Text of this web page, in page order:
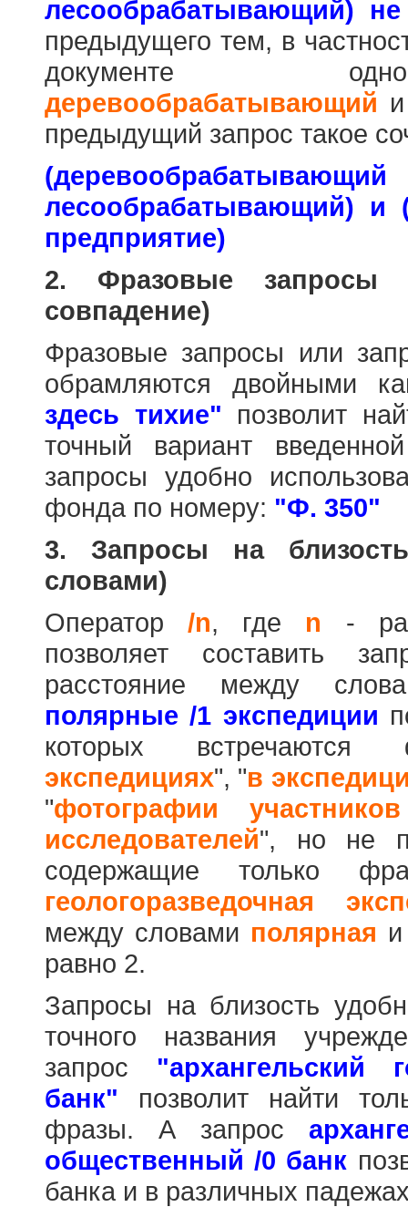
лесообрабатывающий) не
предыдущего тем, в
документе
деревообрабатывающий
предыдущий запрос такое
лесообрабатывающий) и
предприятие)
2. Фразовые запросы
совпадение)
Фразовые запросы или
обрамляются двойными
здесь тихие" позволит
точный вариант
запросы удобно
фонда по номеру: "Ф. 350"
3. Запросы на
словами)
Оператор/n, где n -
позволяет составить
расстояние между
полярные /1 экспедиции
которых
экспедициях", "в
"фотографии
исследователей", но не
содержащие только
геологоразведочная
между словами полярная
равно 2.
Запросы на близость
точного названия
запрос "архангельский
банк" позволит найти
фразы. А запрос
общественный /0 банк
банка и в различных